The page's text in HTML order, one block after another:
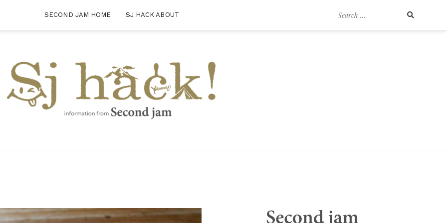
Search
SECOND JAM HOME SJ HACK ABOUT